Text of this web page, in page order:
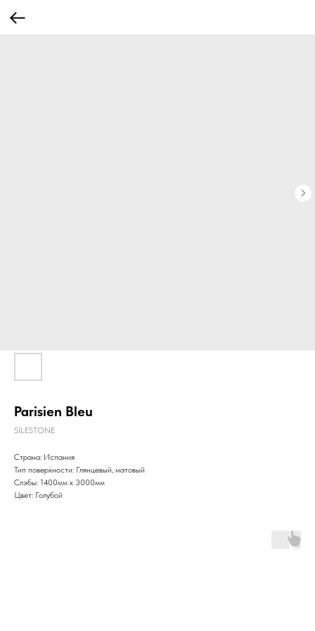
Parisien Bleu
SILESTONE
Страна: Испания
Тип поверхности: Глянцевый, матовый
Слэбы: 1400мм x 3000мм
Цвет: Голубой